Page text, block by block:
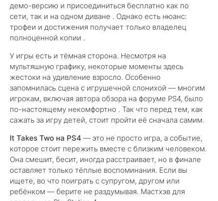
демо-версию и присоединиться бесплатно как по
сети, так и на одном диване . Однако есть нюанс:
трофеи и достижения получает только владелец
полноценной копии .
У игры есть и тёмная сторона. Несмотря на
мультяшную графику, некоторые моменты здесь
жестоки на удивление взросло. Особенно
запомнилась сцена с игрушечной слонихой — многим
игрокам, включая автора обзора на форуме PS4, было
по-настоящему некомфортно . Так что перед тем, как
сажать за игру детей, стоит пройти её сначала самим.
It Takes Two на PS4 — это не просто игра, а событие,
которое стоит пережить вместе с близким человеком.
Она смешит, бесит, иногда расстраивает, но в финале
оставляет только тёплые воспоминания. Если вы
ищете, во что поиграть с супругом, другом или
ребёнком — берите не раздумывая. Мастхэв для